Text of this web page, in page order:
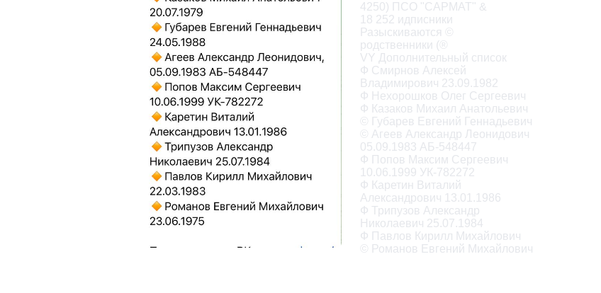
4250) ПСО "САРМАТ" &
18 252 идписники
Разыскиваются ©
родственники (®
VY Дополнительный список
Ф Смирнов Алексей
Владимирович 23.09.1982
Ф Нехорошков Олег Сергеевич
Ф Казаков Михаил Анатольевич
© Губарев Евгений Геннадьевич
© Агеев Александр Леонидович
05.09.1983 АБ-548447
Ф Попов Максим Сергеевич
10.06.1999 УК-782272
Ф Каретин Виталий
Александрович 13.01.1986
Ф Трипузов Александр
Николаевич 25.07.1984
Ф Павлов Кирилл Михайлович
© Романов Евгений Михайлович